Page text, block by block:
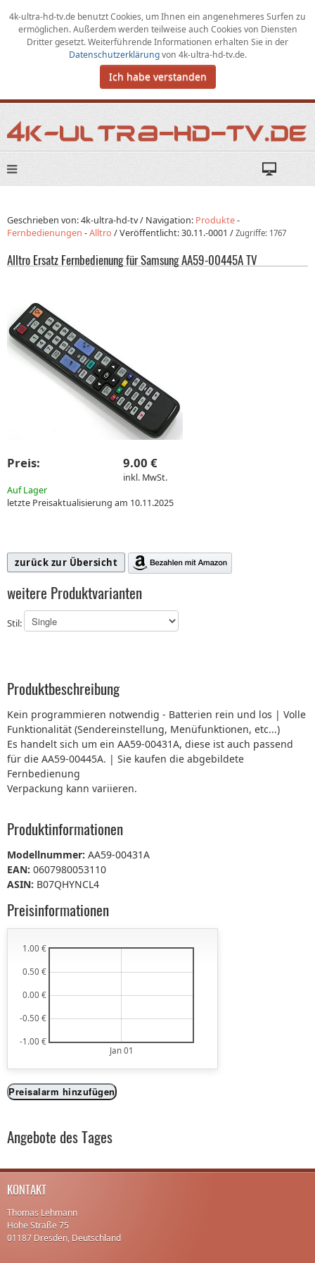
4k-ultra-hd-tv.de benutzt Cookies, umIhnen ein angenehmeres Surfen zu
ermöglichen.Außerdem werden teilweise auch Cookies von Diensten
Dritter gesetzt. Weiterführende Informationen erhalten Sie in der
Datenschutzerklärungvon 4k-ultra-hd-tv.de.
Ich habe verstanden
Geschrieben von: 4k-ultra-hd-tv / Navigation: Produkte-
Fernbedienungen -Alltro /Veröffentlicht:30.11.-0001 / Zugriffe: 1767
Alltro Ersatz Fernbedienung für Samsung AA59-00445A TV
Preis: 9.00 €
inkl. MwSt.
Auf Lager
letzte Preisaktualisierung am 10.11.2025
zurück zur Übersicht
weitere Produktvarianten
Stil:
Produktbeschreibung
Kein programmieren notwendig - Batterien rein und los | Volle
Funktionalität (Sendereinstellung, Menüfunktionen, etc...)
Es handelt sich um ein AA59-00431A, diese ist auch passend
für die AA59-00445A. | Sie kaufen die abgebildete
Fernbedienung
Verpackung kann variieren.
Produktinformationen
Modellnummer: AA59-00431A
EAN: 0607980053110
ASIN: B07QHYNCL4
Preisinformationen
Jan 01
-1.00 €
-0.50 €
0.00 €
0.50 €
1.00 €
Preisalarm hinzufügen
Angebote des Tages
KONTAKT
Thomas Lehmann
Hohe Straße 75
01187 Dresden, Deutschland